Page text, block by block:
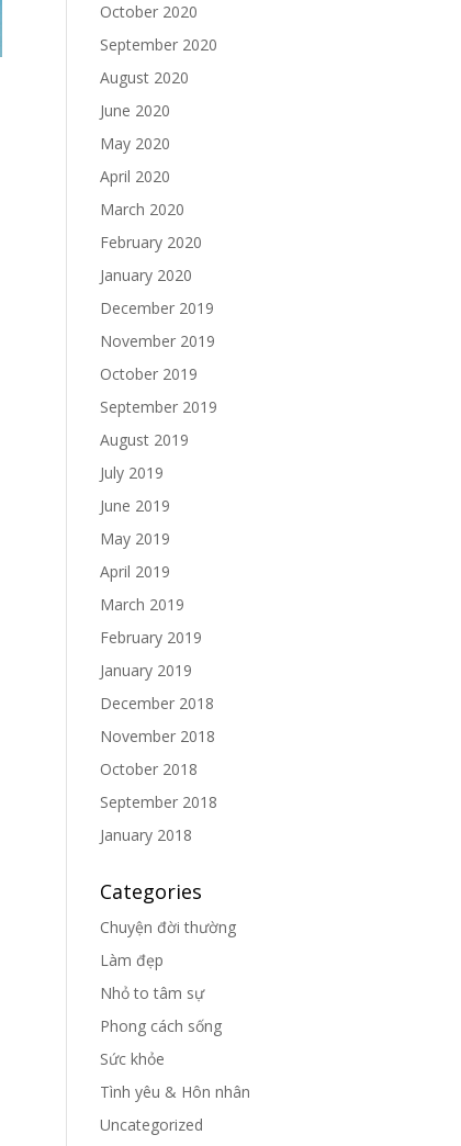
October 2020
September 2020
August 2020
June 2020
May 2020
April 2020
March 2020
February 2020
January 2020
December 2019
November 2019
October 2019
September 2019
August 2019
July 2019
June 2019
May 2019
April 2019
March 2019
February 2019
January 2019
December 2018
November 2018
October 2018
September 2018
January 2018
Categories
Chuyện đời thường
Làm đẹp
Nhỏ to tâm sự
Phong cách sống
Sức khỏe
Tình yêu & Hôn nhân
Uncategorized